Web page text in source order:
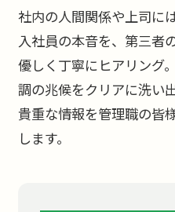
社内の人間関係や上司に
入社員の本音を、第三者
優しく丁寧にヒアリング
調の兆候をクリアに洗い
貴重な情報を管理職の皆
します。